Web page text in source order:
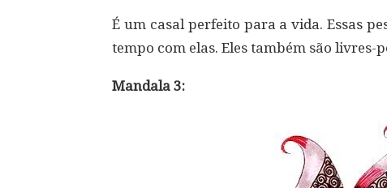
É um casal perfeito para a vida. Essas
tempo com elas. Eles também são livres-
Mandala 3: